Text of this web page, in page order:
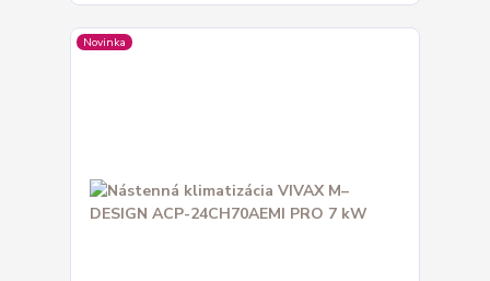
Novinka